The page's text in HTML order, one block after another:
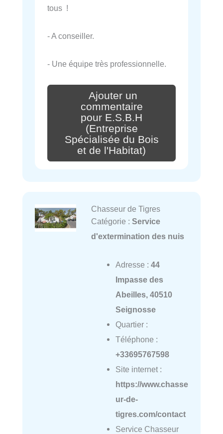
tous !
- A conseiller.
- Une équipe très professionnelle.
Ajouter un
commentaire
pour E.S.B.H
(Entreprise
Spécialisée du Bois
et de l'Habitat)
Chasseur de Tigres
Catégorie : Service
d'extermination des nuis
Adresse : 44
Impasse des
Abeilles, 40510
Seignosse
Quartier :
Téléphone :
+33695767598
Site internet :
https://www.chasse
ur-de-
tigres.com/contact
Service Chasseur